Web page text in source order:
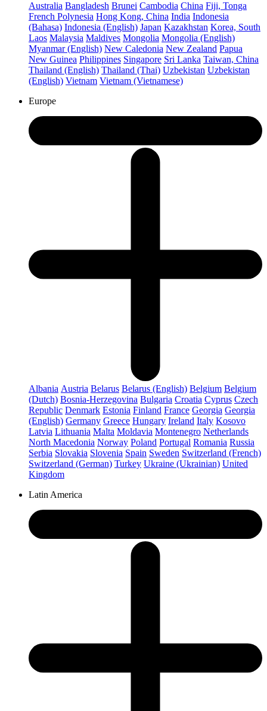
Australia Bangladesh Brunei Cambodia China Fiji, Tonga
French Polynesia Hong Kong, China India Indonesia
(Bahasa) Indonesia (English) Japan Kazakhstan Korea, South
Laos Malaysia Maldives Mongolia Mongolia (English)
Myanmar (English) New Caledonia New Zealand Papua
New Guinea Philippines Singapore Sri Lanka Taiwan, China
Thailand (English) Thailand (Thai) Uzbekistan Uzbekistan
(English) Vietnam Vietnam (Vietnamese)
Europe
Albania Austria Belarus Belarus (English) Belgium Belgium
(Dutch) Bosnia-Herzegovina Bulgaria Croatia Cyprus Czech
Republic Denmark Estonia Finland France Georgia Georgia
(English) Germany Greece Hungary Ireland Italy Kosovo
Latvia Lithuania Malta Moldavia Montenegro Netherlands
North Macedonia Norway Poland Portugal Romania Russia
Serbia Slovakia Slovenia Spain Sweden Switzerland (French)
Switzerland (German) Turkey Ukraine (Ukrainian) United
Kingdom
Latin America